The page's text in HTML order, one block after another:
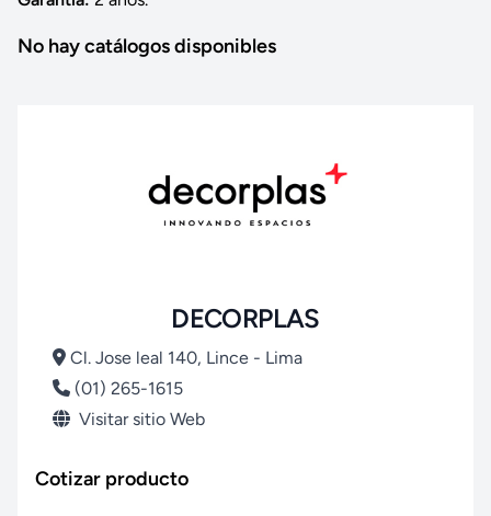
No hay catálogos disponibles
DECORPLAS
Cl. Jose leal 140, Lince - Lima
(01) 265-1615
Visitar sitio Web
Cotizar producto